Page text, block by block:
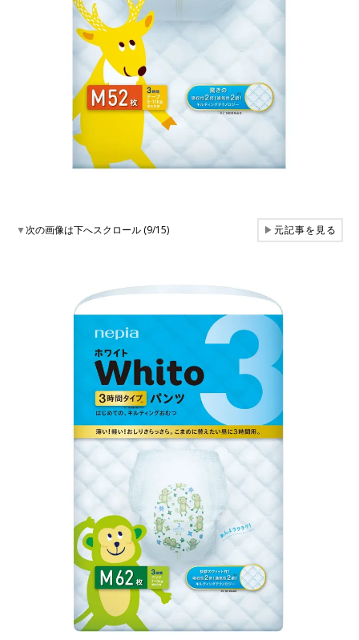
▼次の画像は下へスクロール (9/15) ▶元記事を見る